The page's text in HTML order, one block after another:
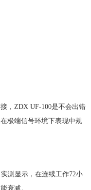
， ZDX UF-100是不会出错
极端信号环境下表现中规
测显示，在连续工作72小
衰减。